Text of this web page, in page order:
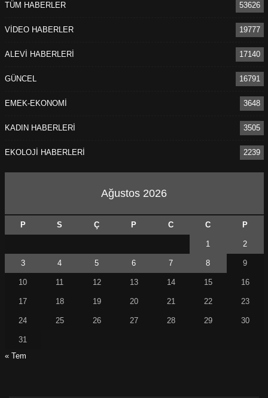
TÜM HABERLER 53626
VİDEO HABERLER 19777
ALEVİ HABERLERİ 17140
GÜNCEL 16791
EMEK-EKONOMİ 3648
KADIN HABERLERİ 3505
EKOLOJİ HABERLERİ 2239
Ağustos 2026
P S Ç P C C P
1 2
3 4 5 6 7 8 9
10 11 12 13 14 15 16
17 18 19 20 21 22 23
24 25 26 27 28 29 30
31
« Tem